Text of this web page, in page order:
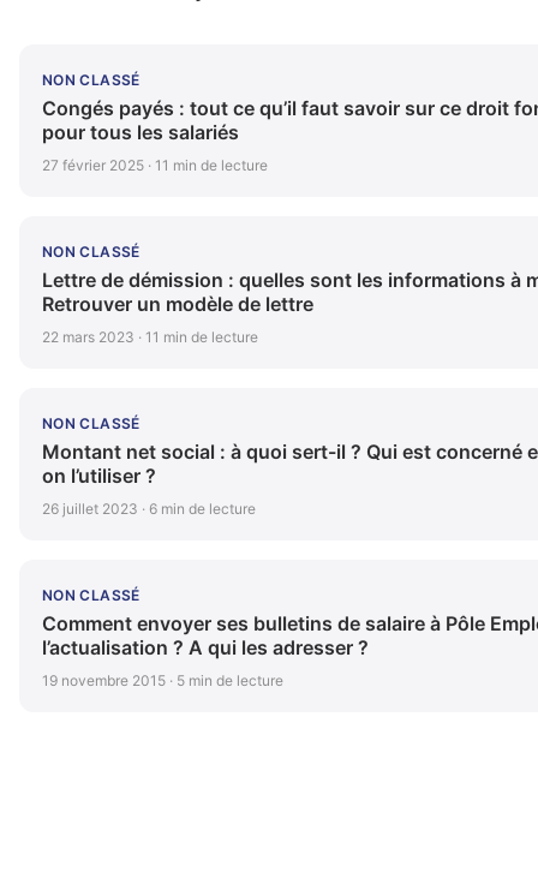
NON CLASSÉ
Congés payés : tout ce qu’il faut savoir sur ce droit
pour tous les salariés
27 février 2025 · 11 min de lecture
NON CLASSÉ
Lettre de démission : quelles sont les informations à
Retrouver un modèle de lettre
22 mars 2023 · 11 min de lecture
NON CLASSÉ
Montant net social : à quoi sert-il ? Qui est concerné
on l’utiliser ?
26 juillet 2023 · 6 min de lecture
NON CLASSÉ
Comment envoyer ses bulletins de salaire à Pôle
l’actualisation ? A qui les adresser ?
19 novembre 2015 · 5 min de lecture